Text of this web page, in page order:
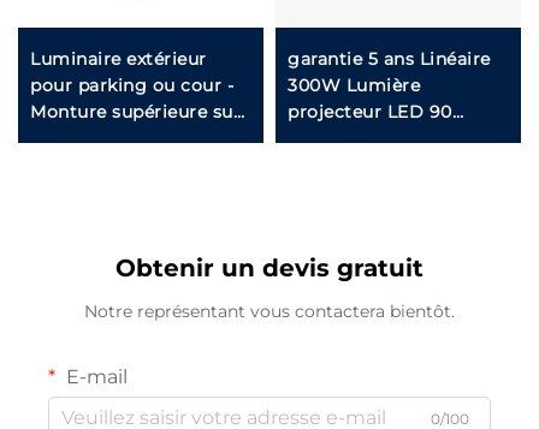
Luminaire extérieur
pour parking ou cour -
Monture supérieure sur
poteau en stock aux
garantie 5 ans Linéaire
300W Lumière
projecteur LED 90
degrés Réglable 4 pieds
Obtenir un devis gratuit
Notre représentant vous contactera bientôt.
E-mail
0/100